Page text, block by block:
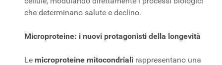
che determinano salute e declino.
Microproteine: i nuovi protagonisti della longevità
Le microproteine mitocondriali rappresentano una